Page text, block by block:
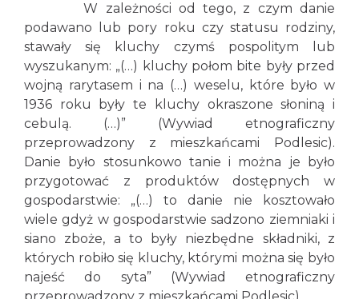
W zależności od tego, z czym danie
podawano lub pory roku czy statusu rodziny,
stawały się kluchy czymś pospolitym lub
wyszukanym: „(…) kluchy połom bite były przed
wojną rarytasem i na (…) weselu, które było w
1936 roku były te kluchy okraszone słoniną i
cebulą. (…)” (Wywiad etnograficzny
przeprowadzony z mieszkańcami Podlesic).
Danie było stosunkowo tanie i można je było
przygotować z produktów dostępnych w
gospodarstwie: „(…) to danie nie kosztowało
wiele gdyż w gospodarstwie sadzono ziemniaki i
siano zboże, a to były niezbędne składniki, z
których robiło się kluchy, którymi można się było
najeść do syta” (Wywiad etnograficzny